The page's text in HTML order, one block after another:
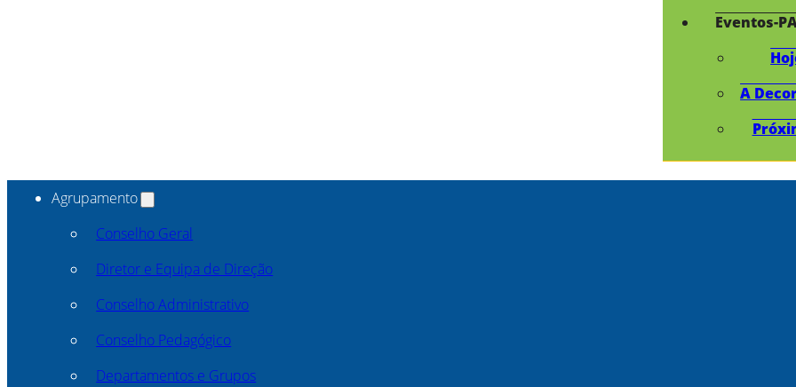
Eventos-
A
Agrupamento
Conselho Geral
Diretor e Equipa de Direção
Conselho Administrativo
Conselho Pedagógico
Departamentos e Grupos